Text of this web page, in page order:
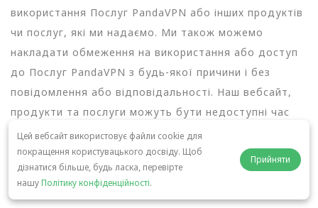
використання Послуг PandaVPN або інших продуктів
чи послуг, які ми надаємо. Ми також можемо
накладати обмеження на використання або доступ
до Послуг PandaVPN з будь-якої причини і без
повідомлення або відповідальності. Наш вебсайт,
продукти та послуги можуть бути недоступні час
від часу через людські, цифрові, механічні,
телекомунікаційні, програмні та інші збої. Ми не
можемо передбачити або контролювати, коли такі
простої можуть статися, і не можемо контролювати
Цей вебсайт використовує файли cookie для
покращення користувацького досвіду. Щоб
дізнатися більше, будь ласка, перевірте
нашуПолітику конфіденційності.
Прийняти